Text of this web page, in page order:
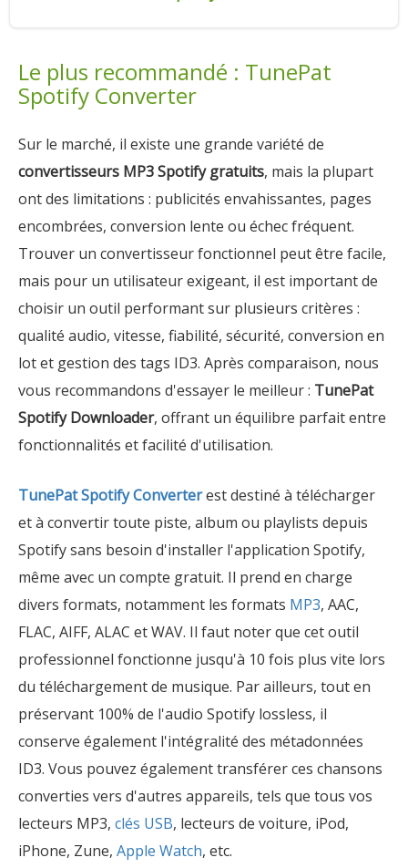
Le plus recommandé : TunePat
Spotify Converter
Sur le marché, il existe une grande variété de
convertisseurs MP3 Spotify gratuits, mais la plupart
ont des limitations : publicités envahissantes, pages
encombrées, conversion lente ou échec fréquent.
Trouver un convertisseur fonctionnel peut être facile,
mais pour un utilisateur exigeant, il est important de
choisir un outil performant sur plusieurs critères :
qualité audio, vitesse, fiabilité, sécurité, conversion en
lot et gestion des tags ID3. Après comparaison, nous
vous recommandons d'essayer le meilleur : TunePat
Spotify Downloader, offrant un équilibre parfait entre
fonctionnalités et facilité d'utilisation.
TunePat Spotify Converterest destiné à télécharger
et à convertir toute piste, album ou playlists depuis
Spotify sans besoin d'installer l'application Spotify,
même avec un compte gratuit. Il prend en charge
divers formats, notamment les formats MP3, AAC,
FLAC, AIFF, ALAC et WAV. Il faut noter que cet outil
professionnel fonctionne jusqu'à 10 fois plus vite lors
du téléchargement de musique. Par ailleurs, tout en
préservant 100% de l'audio Spotify lossless, il
conserve également l'intégralité des métadonnées
ID3. Vous pouvez également transférer ces chansons
converties vers d'autres appareils, tels que tous vos
lecteurs MP3, clés USB, lecteurs de voiture, iPod,
iPhone, Zune, Apple Watch, etc.